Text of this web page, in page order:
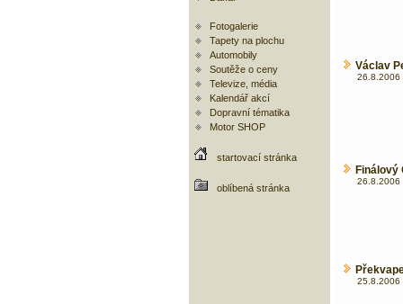
Fotogalerie
Tapety na plochu
Automobily
Soutěže o ceny
Televize, média
Kalendář akcí
Dopravní tématika
Motor SHOP
startovací stránka
oblíbená stránka
Václav
26.8.2006
Finálový
26.8.2006
25.8.2006